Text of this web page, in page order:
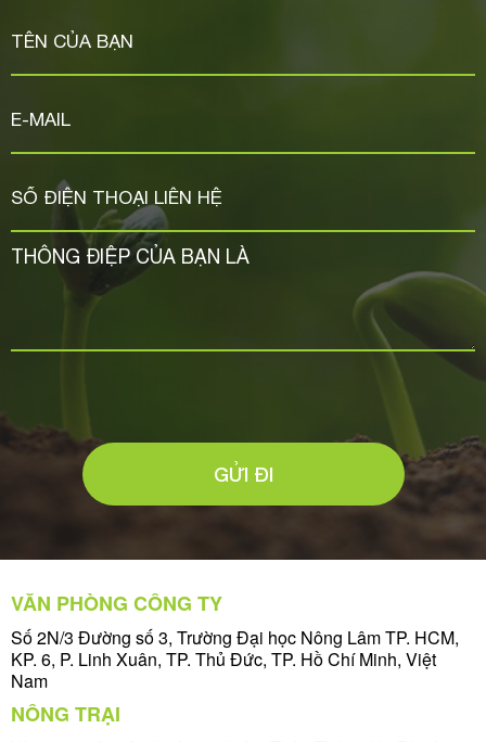
GỬI ĐI
VĂN PHÒNG CÔNG TY
Số 2N/3 Đường số 3, Trường Đại học Nông Lâm TP. HCM,
KP. 6, P. Linh Xuân, TP. Thủ Đức, TP. Hồ Chí Minh, Việt
Nam
NÔNG TRẠI